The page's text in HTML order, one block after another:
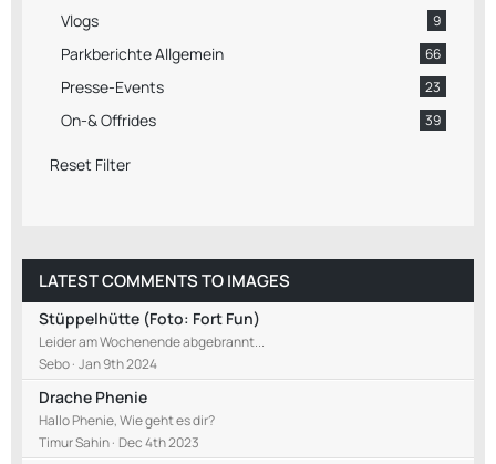
Vlogs 9
Parkberichte Allgemein 66
Presse-Events 23
On-& Offrides 39
Reset Filter
LATEST COMMENTS TO IMAGES
Stüppelhütte (Foto: Fort Fun)
Leider am Wochenende abgebrannt...
Sebo Jan 9th 2024
Drache Phenie
Hallo Phenie, Wie geht es dir?
Timur Sahin Dec 4th 2023